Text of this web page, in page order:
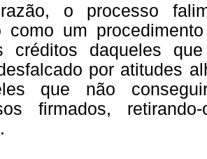
o processo
como um
créditos daqueles
por atitudes
que não
firmados,